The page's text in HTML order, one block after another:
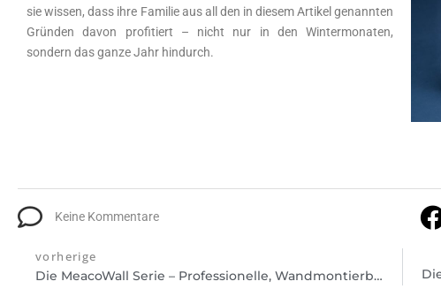
sie wissen, dass ihre Familie aus all den in diesem Artikel genannten
Gründen davon profitiert – nicht nur in den Wintermonaten,
sondern das ganze Jahr hindurch.
Keine Kommentare
vorherige
Die MeacoWall Serie – Professionelle, Wandmontierbare Luftentfeuchter Für Den Vielseitigen Einsatz